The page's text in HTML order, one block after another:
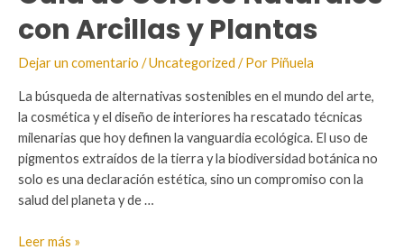
con Arcillas y Plantas
Dejar un comentario /Uncategorized / Por Piñuela
La búsqueda de alternativas sostenibles en el mundo del arte,
la cosmética y el diseño de interiores ha rescatado técnicas
milenarias que hoy definen la vanguardia ecológica. El uso de
pigmentos extraídos de la tierra y la biodiversidad botánica no
solo es una declaración estética, sino un compromiso con la
salud del planeta y de …
Guía
Leer más »